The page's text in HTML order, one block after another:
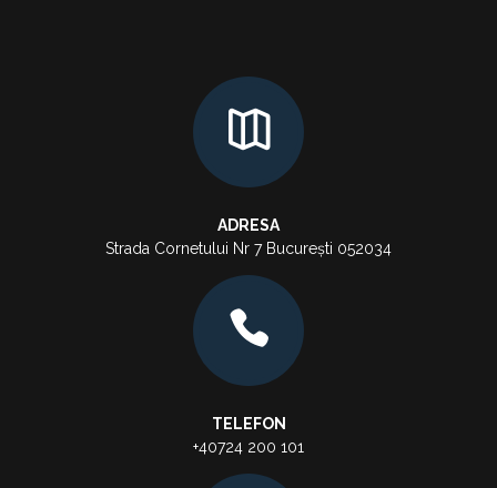
ADRESA
Strada Cornetului Nr 7 București 052034
TELEFON
+40724 200 101